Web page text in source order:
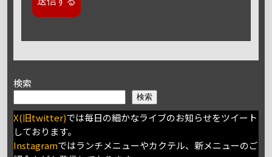
検索
検索
X(旧twitter)では毎日の細かなライブのお知らせをツイート
しております。
Instagramではランチメニューやカクテル、新メニューのご